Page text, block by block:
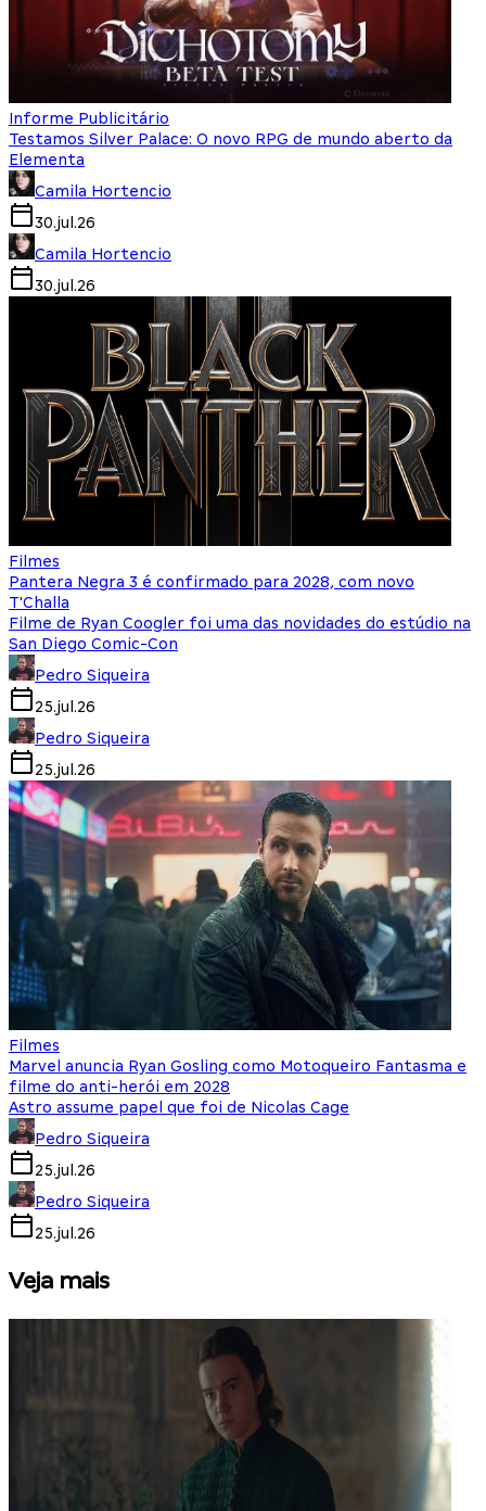
Informe Publicitário
Testamos Silver Palace: O novo RPG de mundo aberto da
Elementa
Camila Hortencio
30.jul.26
Camila Hortencio
30.jul.26
Filmes
Pantera Negra 3 é confirmado para 2028, com novo
T'Challa
Filme de Ryan Coogler foi uma das novidades do estúdio na
San Diego Comic-Con
Pedro Siqueira
25.jul.26
Pedro Siqueira
25.jul.26
Filmes
Marvel anuncia Ryan Gosling como Motoqueiro Fantasma e
filme do anti-herói em 2028
Astro assume papel que foi de Nicolas Cage
Pedro Siqueira
25.jul.26
Pedro Siqueira
25.jul.26
Veja mais